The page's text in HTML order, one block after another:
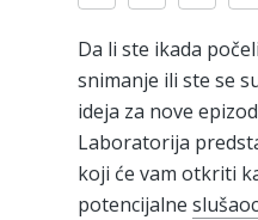
Da li ste ikada
snimanje ili ste se
ideja za nove
Laboratorija
koji će vam otkriti
potencijalne